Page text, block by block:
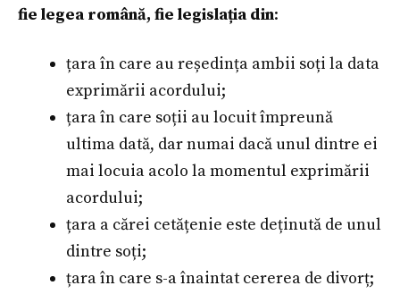
fie legea română, fie legislația din:
țara în care au reședința ambii soți la data
exprimării acordului;
țara în care soții au locuit împreună
ultima dată, dar numai dacă unul dintre ei
mai locuia acolo la momentul exprimării
acordului;
țara a cărei cetățenie este deținută de unul
dintre soți;
țara în care s-a înaintat cererea de divorț;